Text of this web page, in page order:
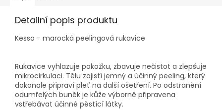
Detailní popis produktu
Kessa - marocká peelingová rukavice
Rukavice vyhlazuje pokožku, zbavuje nečistot a zlepšuje
mikrocirkulaci. Tělu zajistí jemný a účinný peeling, který
dokonale připraví pleť na další ošetření. Po odstranění
odumřelých buněk je kůže výborně připravena
vstřebávat účinné pěstící látky.